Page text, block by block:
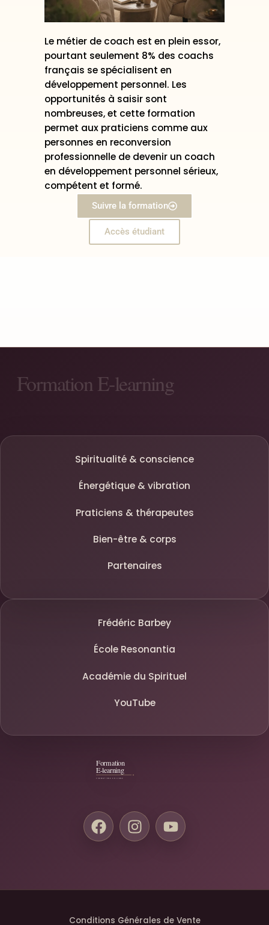
Le métier de coach est en plein essor,
pourtant seulement 8% des coachs
français se spécialisent en
développement personnel. Les
opportunités à saisir sont
nombreuses, et cette formation
permet aux praticiens comme aux
personnes en reconversion
professionnelle de devenir un coach
en développement personnel sérieux,
compétent et formé.
Suivre la formation
Accès étudiant
Spiritualité & conscience
Énergétique & vibration
Praticiens & thérapeutes
Bien-être & corps
Partenaires
Frédéric Barbey
École Resonantia
Académie du Spirituel
YouTube
Conditions Générales de Vente